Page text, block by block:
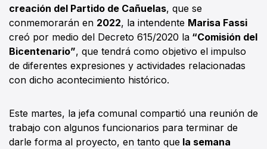
creación del Partido de Cañuelas, que se
conmemorarán en 2022, la intendente Marisa Fassi
creó por medio del Decreto 615/2020 la “Comisión del
Bicentenario”, que tendrá como objetivo el impulso
de diferentes expresiones y actividades relacionadas
con dicho acontecimiento histórico.
Este martes, la jefa comunal compartió una reunión de
trabajo con algunos funcionarios para terminar de
darle forma al proyecto, en tanto que la semana